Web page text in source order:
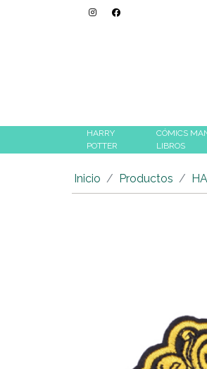
HARRY
POTTER
CÓMICS
LIBROS
Inicio Productos